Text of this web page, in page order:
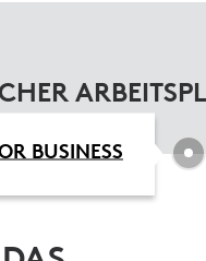
BUSINESS